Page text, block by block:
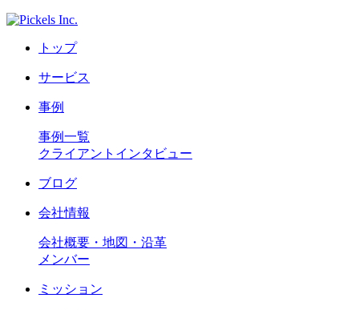
トップ
サービス
事例
事例一覧
クライアントインタビュー
ブログ
会社情報
会社概要・地図・沿革
メンバー
ミッション